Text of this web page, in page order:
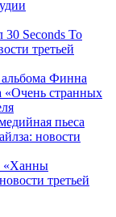
Seconds To
третьей
альбома Финна
«Очень странных
пьеса
новости
«Ханны
третьей